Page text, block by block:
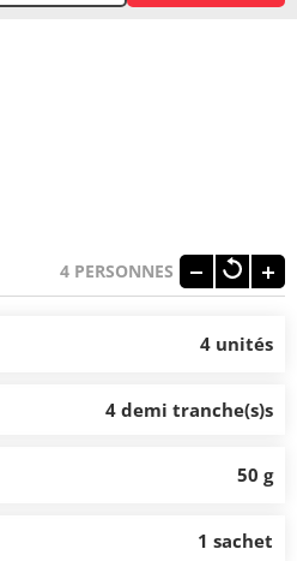
4 PERSONNES
4 unités
4 demi tranche(s)s
50 g
1 sachet